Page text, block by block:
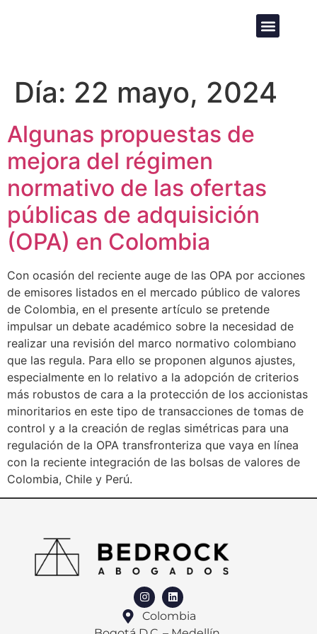
Día: 22 mayo, 2024
Algunas propuestas de
mejora del régimen
normativo de las ofertas
públicas de adquisición
(OPA) en Colombia
Con ocasión del reciente auge de las OPA por acciones
de emisores listados en el mercado público de valores
de Colombia, en el presente artículo se pretende
impulsar un debate académico sobre la necesidad de
realizar una revisión del marco normativo colombiano
que las regula. Para ello se proponen algunos ajustes,
especialmente en lo relativo a la adopción de criterios
más robustos de cara a la protección de los accionistas
minoritarios en este tipo de transacciones de tomas de
control y a la creación de reglas simétricas para una
regulación de la OPA transfronteriza que vaya en línea
con la reciente integración de las bolsas de valores de
Colombia, Chile y Perú.
Colombia